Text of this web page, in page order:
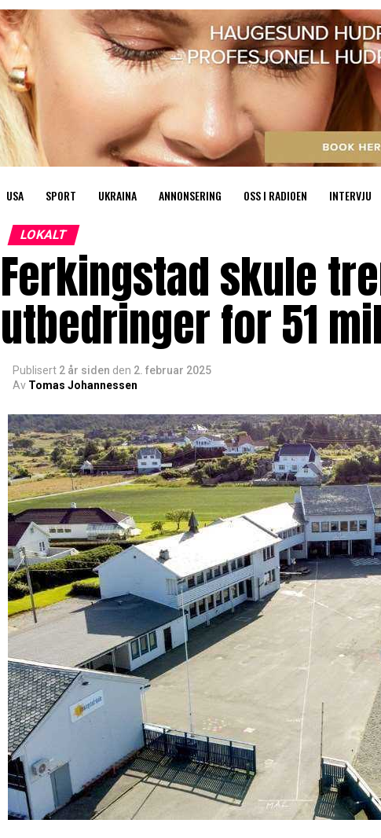
USA SPORT UKRAINA ANNONSERING OSS I RADIOEN INTERVJU
LOKALT
Ferkingstad skule
utbedringer for 51
Publisert 2 år siden den 2. februar 2025
Av Tomas Johannessen